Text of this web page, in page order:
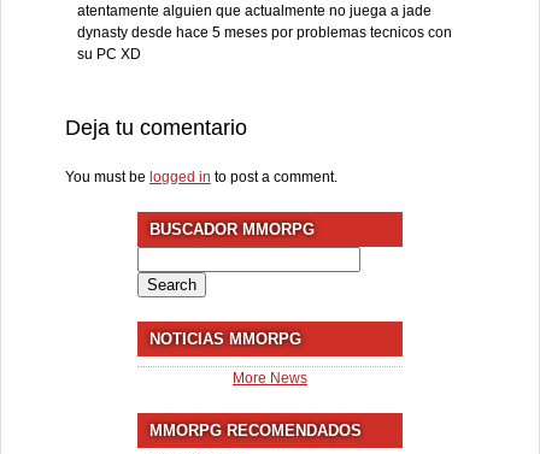
atentamente alguien que actualmente no juega a jade
dynasty desde hace 5 meses por problemas tecnicos con
su PC XD
Deja tu comentario
You must be logged in to post a comment.
BUSCADOR MMORPG
for:
NOTICIAS MMORPG
More News
MMORPG RECOMENDADOS